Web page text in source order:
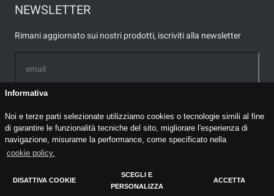
Informativa
Noi e terze parti selezionate utilizziamo cookies o tecnologie simili al fine
di garantire le funzionalità tecniche del sito, migliorare l'esperienza di
navigazione, misurarne la performance, come specificato nella
cookie policy.
DISATTIVA COOKIE
SCEGLI E
PERSONALIZZA
ACCETTA
NEWSLETTER
Rimani aggiornato sui nostri prodotti, iscriviti alla newsletter
Acconsento a essere ricontattato tramite email *